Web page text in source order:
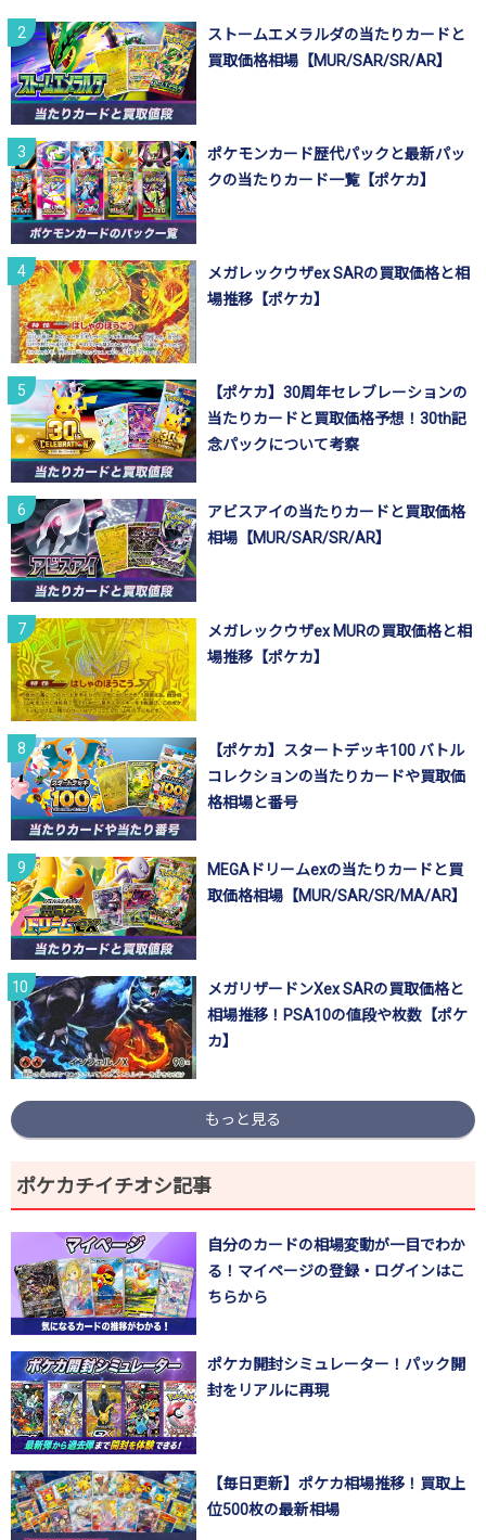
ストームエメラルダの当たりカードと
買取価格相場【MUR/SAR/SR/AR】
ポケモンカード歴代パックと最新パッ
クの当たりカード一覧【ポケカ】
メガレックウザex SARの買取価格と相
場推移【ポケカ】
【ポケカ】30周年セレブレーションの
当たりカードと買取価格予想！30th記
念パックについて考察
アビスアイの当たりカードと買取価格
相場【MUR/SAR/SR/AR】
メガレックウザex MURの買取価格と相
場推移【ポケカ】
【ポケカ】スタートデッキ100 バトル
コレクションの当たりカードや買取価
格相場と番号
MEGAドリームexの当たりカードと買
取価格相場【MUR/SAR/SR/MA/AR】
メガリザードンXex SARの買取価格と
相場推移！PSA10の値段や枚数【ポケ
カ】
もっと見る
ポケカチイチオシ記事
自分のカードの相場変動が一目でわか
る！マイページの登録・ログインはこ
ちらから
ポケカ開封シミュレーター！パック開
封をリアルに再現
【毎日更新】ポケカ相場推移！買取上
位500枚の最新相場